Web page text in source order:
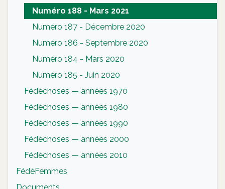
Numéro 188 - Mars 2021
Numéro 187 - Décembre 2020
Numéro 186 - Septembre 2020
Numéro 184 - Mars 2020
Numéro 185 - Juin 2020
Fédéchoses — années 1970
Fédéchoses — années 1980
Fédéchoses — années 1990
Fédéchoses — années 2000
Fédéchoses — années 2010
FédéFemmes
Documents